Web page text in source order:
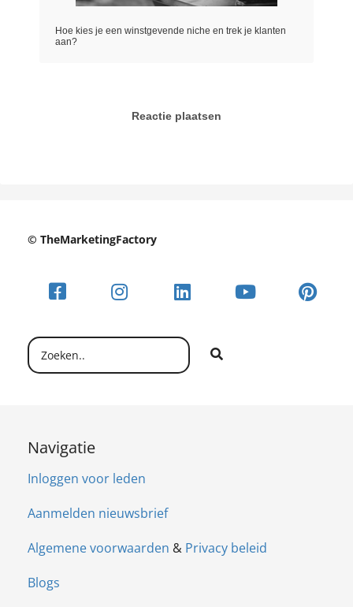
Hoe kies je een winstgevende niche en trek je klanten
aan?
Reactie plaatsen
© TheMarketingFactory
Navigatie
Inloggen voor leden
Aanmelden nieuwsbrief
Algemene voorwaarden & Privacy beleid
Blogs